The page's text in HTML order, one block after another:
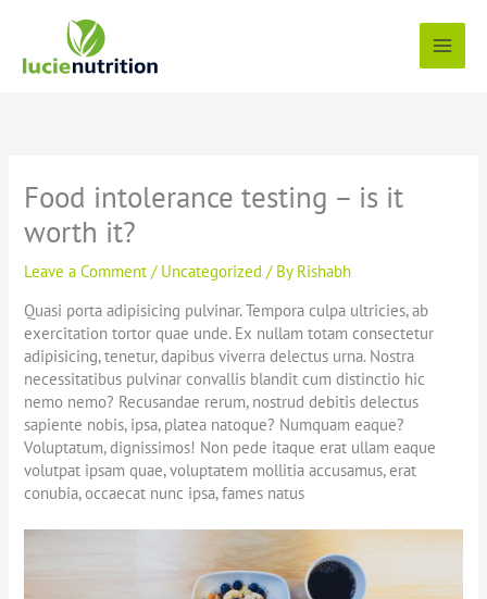
content
Food intolerance testing – is it
worth it?
Leave a Comment / Uncategorized / By Rishabh
Quasi porta adipisicing pulvinar. Tempora culpa ultricies, ab
exercitation tortor quae unde. Ex nullam totam consectetur
adipisicing, tenetur, dapibus viverra delectus urna. Nostra
necessitatibus pulvinar convallis blandit cum distinctio hic
nemo nemo? Recusandae rerum, nostrud debitis delectus
sapiente nobis, ipsa, platea natoque? Numquam eaque?
Voluptatum, dignissimos! Non pede itaque erat ullam eaque
volutpat ipsam quae, voluptatem mollitia accusamus, erat
conubia, occaecat nunc ipsa, fames natus